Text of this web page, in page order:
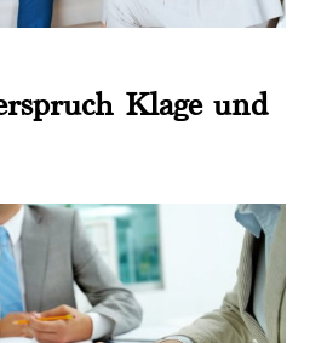
Klage und